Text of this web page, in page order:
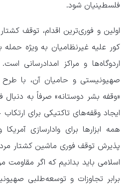
فلسطینیان شود.
اولین و فوری‌ترین اقدام، توقف
کور علیه غیرنظامیان به ویژه
اردوگاه‌ها و مراکز امدادرسانی
صهیونیستی و حامیان آن، با
«وقفه بشر دوستانه» صرفاً به دنبال
ایجاد وقفه‌های تاکتیکی برای
همه ابزارها برای وادارسازی
پذیرش توقف فوری ماشین کشتار
اسلامی باید بدانیم که اگر مقاومت
برابر تجاوزات و توسعه‌طلبی